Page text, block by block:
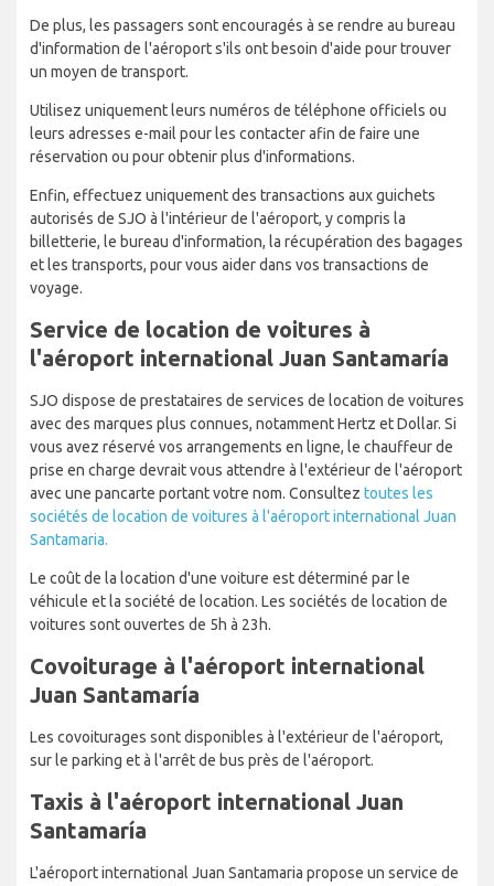
De plus, les passagers sont encouragés à se rendre au bureau
d'information de l'aéroport s'ils ont besoin d'aide pour trouver
un moyen de transport.
Utilisez uniquement leurs numéros de téléphone officiels ou
leurs adresses e-mail pour les contacter afin de faire une
réservation ou pour obtenir plus d'informations.
Enfin, effectuez uniquement des transactions aux guichets
autorisés de SJO à l'intérieur de l'aéroport, y compris la
billetterie, le bureau d'information, la récupération des bagages
et les transports, pour vous aider dans vos transactions de
voyage.
Service de location de voitures à
l'aéroport international Juan Santamaría
SJO dispose de prestataires de services de location de voitures
avec des marques plus connues, notamment Hertz et Dollar. Si
vous avez réservé vos arrangements en ligne, le chauffeur de
prise en charge devrait vous attendre à l'extérieur de l'aéroport
avec une pancarte portant votre nom. Consultez toutes les
sociétés de location de voitures à l'aéroport international Juan
Santamaria.
Le coût de la location d'une voiture est déterminé par le
véhicule et la société de location. Les sociétés de location de
voitures sont ouvertes de 5h à 23h.
Covoiturage à l'aéroport international
Juan Santamaría
Les covoiturages sont disponibles à l'extérieur de l'aéroport,
sur le parking et à l'arrêt de bus près de l'aéroport.
Taxis à l'aéroport international Juan
Santamaría
L'aéroport international Juan Santamaria propose un service de